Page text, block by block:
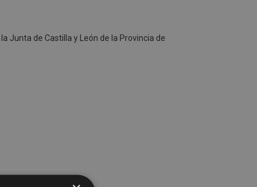
Junta de Castilla y León de la Provincia de